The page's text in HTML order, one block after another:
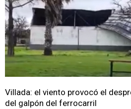
Villada: el viento provocó el
del galpón del ferrocarril